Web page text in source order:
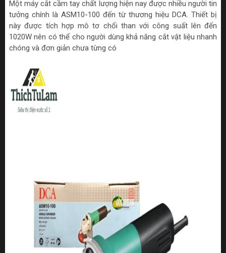
Một máy cắt cầm tay chất lượng hiện nay được nhiều người tin
tưởng chính là ASM10-100 đến từ thương hiệu DCA. Thiết bị
này được tích hợp mô tơ chổi than với công suất lên đến
1020W nên có thể cho người dùng khả năng cắt vật liệu nhanh
chóng và đơn giản chưa từng có